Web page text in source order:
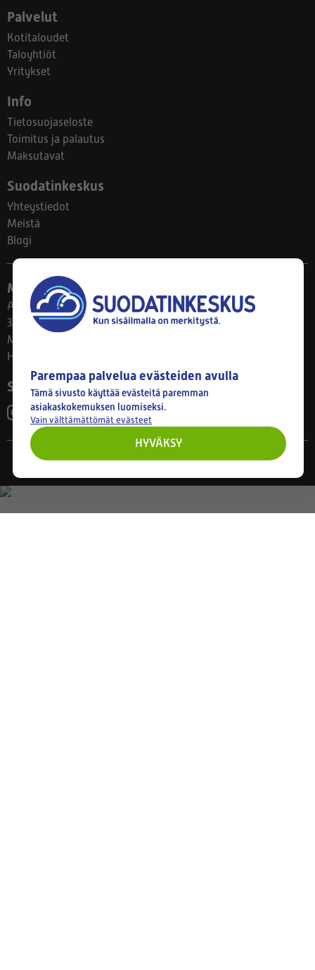
Palvelut
Kotitaloudet
Taloyhtiöt
Yritykset
Info
Tietosuojaseloste
Toimitus ja palautus
Maksutavat
Suodatinkeskus
Yhteystiedot
Meistä
Blogi
Myymälä
Ahlmanintie 61
33800 Tampere
Ma–Pe 8–17
Huom! Myymälän poikkeusaukiolot: 27.7.-21.8. klo 8-16
Seuraa meitä
Parempaa palvelua evästeiden avulla
Tämä sivusto käyttää evästeitä paremman
asiakaskokemuksen luomiseksi.
Vain välttämättömät evästeet
HYVÄKSY